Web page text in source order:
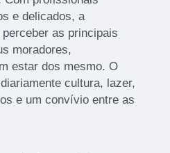
e delicados, a
as principais
moradores,
estar dos mesmo. O
cultura, lazer,
e um convívio entre as